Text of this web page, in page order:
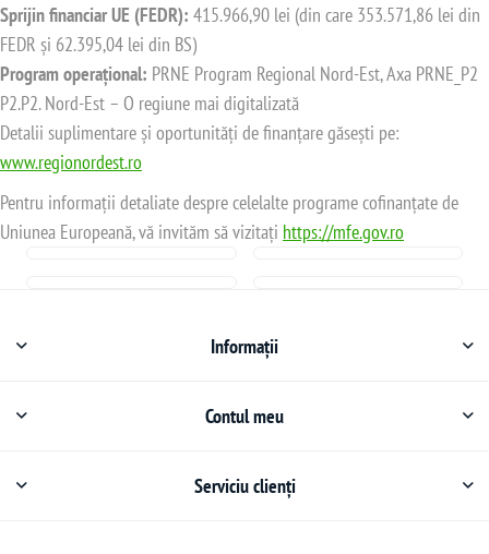
Sprijin financiar UE (FEDR): 415.966,90 lei (din care 353.571,86 lei din
FEDR și 62.395,04 lei din BS)
Program operațional: PRNE Program Regional Nord-Est, Axa PRNE_P2
P2.P2. Nord-Est – O regiune mai digitalizată
Detalii suplimentare și oportunități de finanțare găsești pe:
www.regionordest.ro
Pentru informații detaliate despre celelalte programe cofinanțate de
Uniunea Europeană, vă invităm să vizitați https://mfe.gov.ro
Informații
Contul meu
Serviciu clienți